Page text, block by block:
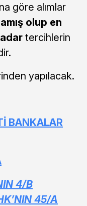
göre alımlar
olup en
tercihlerin
yapılacak.
BANKALAR
4/B
45/A